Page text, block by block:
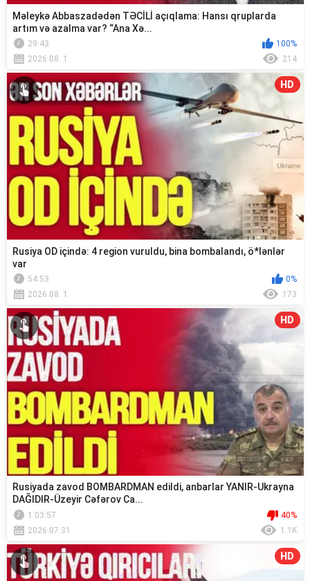
Məleykə Abbaszadədən TƏCİLİ açıqlama: Hansı qruplarda
artım və azalma var? “Ana Xə...
29:43
100%
2026.08. 1
214
HD
Rusiya OD içində: 4 region vuruldu, bina bombalandı, ö*lənlər
var
54:53
0%
2026.08. 1
173
HD
Rusiyada zavod BOMBARDMAN edildi, anbarlar YANIR-Ukrayna
DAĞIDIR-Üzeyir Cəfərov Ca...
1:03:57
40%
2026.07.31
1.1K
HD